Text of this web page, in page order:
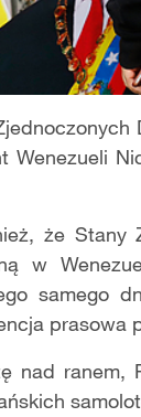
Wenezueli
że Stany
w
samego
prasowa
nad ranem,